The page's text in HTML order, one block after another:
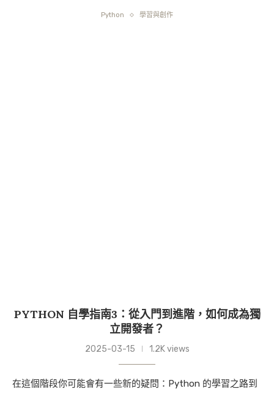
Python 學習與創作
PYTHON 自學指南3：從入門到進階，如何成為獨
立開發者？
2025-03-15 1.2K views
在這個階段你可能會有一些新的疑問：Python 的學習之路到